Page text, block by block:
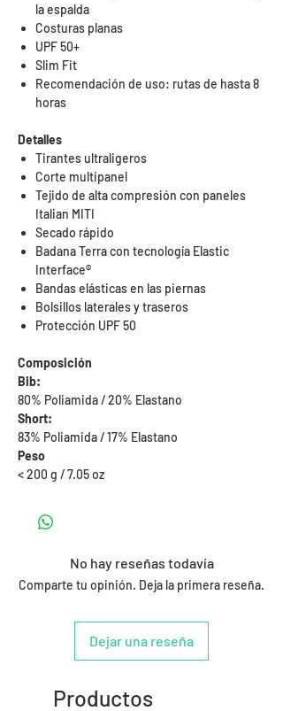
la espalda
Costuras planas
UPF 50+
Slim Fit
Recomendación de uso: rutas de hasta 8
horas
Detalles
Tirantes ultraligeros
Corte multipanel
Tejido de alta compresión con paneles
Italian MITI
Secado rápido
Badana Terra con tecnología Elastic
Interface®
Bandas elásticas en las piernas
Bolsillos laterales y traseros
Protección UPF 50
Composición
Bib:
80% Poliamida / 20% Elastano
Short:
83% Poliamida / 17% Elastano
Peso
< 200 g / 7.05 oz
No hay reseñas todavía
Comparte tu opinión. Deja la primera reseña.
Dejar una reseña
Productos